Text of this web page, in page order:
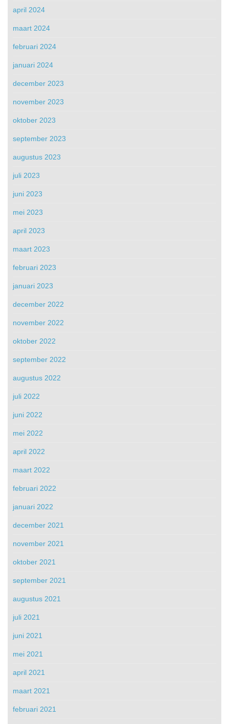
april 2024
maart 2024
februari 2024
januari 2024
december 2023
november 2023
oktober 2023
september 2023
augustus 2023
juli 2023
juni 2023
mei 2023
april 2023
maart 2023
februari 2023
januari 2023
december 2022
november 2022
oktober 2022
september 2022
augustus 2022
juli 2022
juni 2022
mei 2022
april 2022
maart 2022
februari 2022
januari 2022
december 2021
november 2021
oktober 2021
september 2021
augustus 2021
juli 2021
juni 2021
mei 2021
april 2021
maart 2021
februari 2021